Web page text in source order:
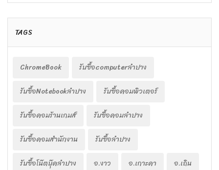
TAGS
ChromeBook
รับซื้อcomputerลำปาง
รับซื้อNotebookลำปาง
รับซื้อคอมพิวเตอร์
รับซื้อคอมร้านเกมส์
รับซื้อคอมลำปาง
รับซื้อคอมสำนักงาน
รับซื้อลำปาง
รับซื้อโน๊ตบุ๊คลำปาง
อ.งาว อ.เกาะคา
อ.เถิน